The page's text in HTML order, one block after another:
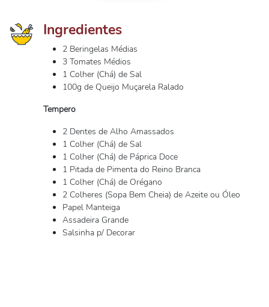
Ingredientes
2 Beringelas Médias
3 Tomates Médios
1 Colher (Chá) de Sal
100g de Queijo Muçarela Ralado
Tempero
2 Dentes de Alho Amassados
1 Colher (Chá) de Sal
1 Colher (Chá) de Páprica Doce
1 Pitada de Pimenta do Reino Branca
1 Colher (Chá) de Orégano
2 Colheres (Sopa Bem Cheia) de Azeite ou Óleo
Papel Manteiga
Assadeira Grande
Salsinha p/ Decorar